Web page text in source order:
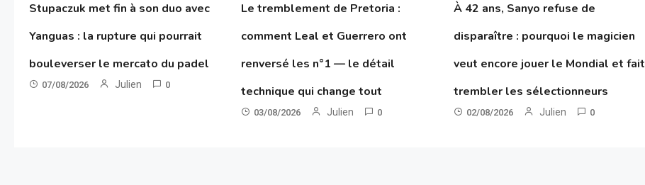
Stupaczuk met fin à son duo avec
Yanguas : la rupture qui pourrait
bouleverser le mercato du padel
07/08/2026 Julien 0
Le tremblement de Pretoria :
comment Leal et Guerrero ont
renversé les n°1 — le détail
technique qui change tout
03/08/2026 Julien 0
À 42 ans, Sanyo refuse de
disparaître : pourquoi le magicien
veut encore jouer le Mondial et fait
trembler les sélectionneurs
02/08/2026 Julien 0